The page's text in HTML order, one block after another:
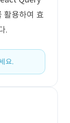
활용하여 효
.
요.